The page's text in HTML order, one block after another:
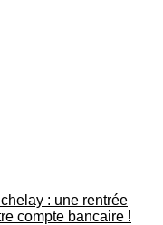
: une rentrée
compte bancaire !